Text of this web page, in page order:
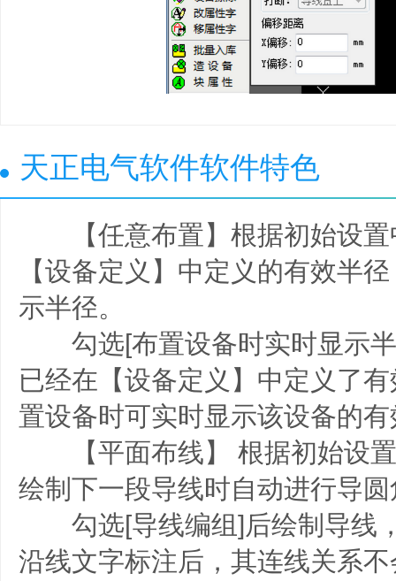
天正电气软件软件特色
【任意布置】根据初始设置
【设备定义】中定义的有效半
示半径。
勾选[布置设备时实时显示半
已经在【设备定义】中定义了
置设备时可实时显示该设备的
【平面布线】 根据初始设置
绘制下一段导线时自动进行导
勾选[导线编组]后绘制导线
沿线文字标注后，其连线关系